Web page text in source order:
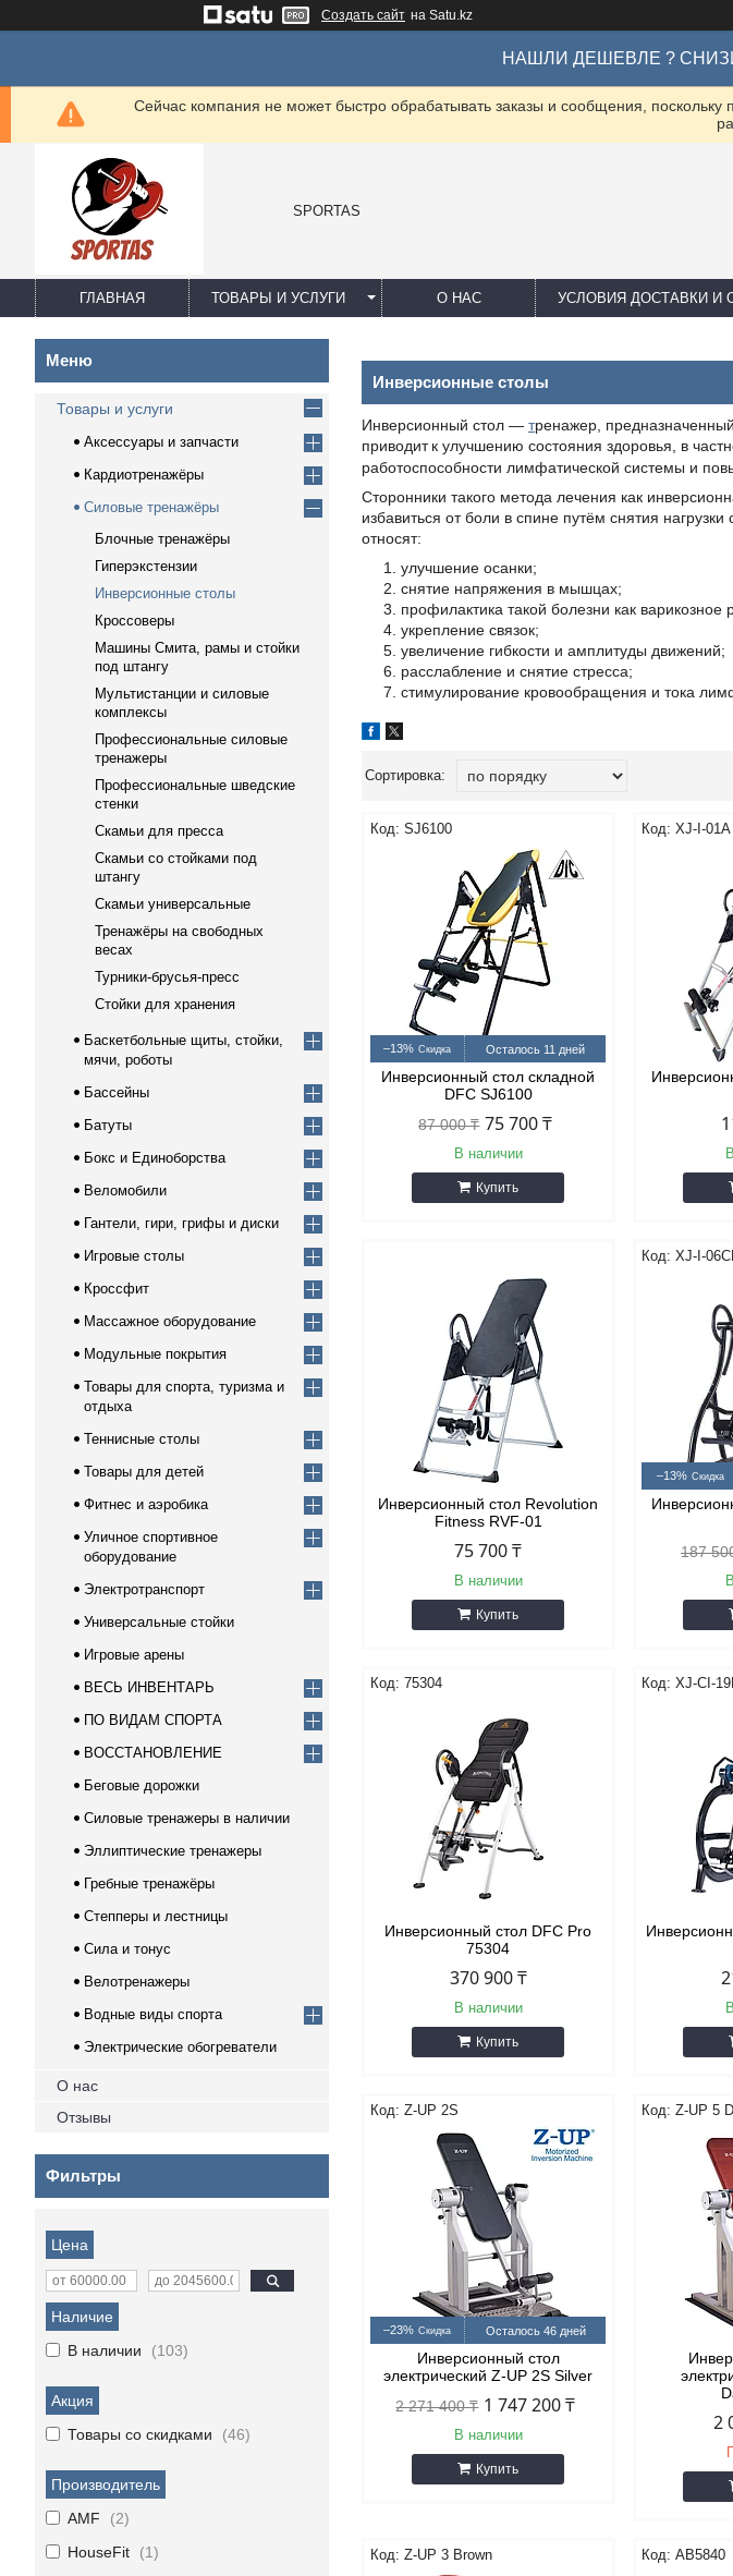
Создать сайт на Satu.kz
НАШЛИ ДЕШЕВЛЕ ?
Сейчас компания не может быстро обрабатывать заказы и сообщения,
SPORTAS
ГЛАВНАЯ ТОВАРЫ И УСЛУГИ О НАС УСЛОВИЯ ДОСТАВКИ И
Инверсионные столы
Инверсионный стол — тренажер,
приводит к улучшению состояния здоровья, в
работоспособности лимфатической системы и
Сторонники такого метода лечения как
избавиться от боли в спине путём снятия
относят:
улучшение осанки;
снятие напряжения в мышцax;
профилактикa такой болезни как варикозное
укрепление связок;
увеличение гибкости и амплитуды движений;
расслабление и снятие стресса;
стимулирование кpoвoобращения и тока
SJ6100
–13% Осталось 11 дней
Инверсионный стол складной
DFC SJ6100
87 000 ₸ 75 700 ₸
В наличии
Купить
XJ-I-01A
Инверсионный стол Revolution
Fitness RVF-01
75 700 ₸
В наличии
Купить
XJ-I-
–13%
187
75304
Инверсионный стол DFC Pro
75304
370 900 ₸
В наличии
Купить
XJ-CI-
Z-UP 2S
–23% Осталось 46 дней
Инверсионный стол
электрический Z-UP 2S Silver
2 271 400 ₸ 1 747 200 ₸
В наличии
Купить
Z-UP 5
2
Z-UP 3 Brown AB5840
Товары и услуги
Аксессуары и запчасти
Кардиотренажёры
Силовые тренажёры
Блочные тренажёры
Гиперэкстензии
Инверсионные столы
Кроссоверы
Машины Смита, рамы и стойки
под штангу
Мультистанции и силовые
комплексы
Профессиональные силовые
тренажеры
Профессиональные шведские
стенки
Скамьи для пресса
Скамьи со стойками под
штангу
Скамьи универсальные
Тренажёры на свободных
весах
Турники-брусья-пресс
Стойки для хранения
Баскетбольные щиты, стойки,
мячи, роботы
Бассейны
Батуты
Бокс и Единоборства
Веломобили
Гантели, гири, грифы и диски
Игровые столы
Кроссфит
Массажное оборудование
Модульные покрытия
Товары для спорта, туризма и
отдыха
Теннисные столы
Товары для детей
Фитнес и аэробика
Уличное спортивное
оборудование
Электротранспорт
Универсальные стойки
Игровые арены
ВЕСЬ ИНВЕНТАРЬ
ПО ВИДАМ СПОРТА
ВОССТАНОВЛЕНИЕ
Беговые дорожки
Силовые тренажеры в наличии
Эллиптические тренажеры
Гребные тренажёры
Степперы и лестницы
Сила и тонус
Велотренажеры
Водные виды спорта
Электрические обогреватели
О нас
Отзывы
Фильтры
Цена
Наличие
В наличии
103
Акция
Товары со скидками
46
Производитель
AMF
2
HouseFit
1